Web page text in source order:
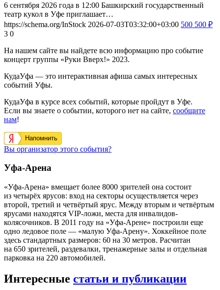
6 сентября 2026 года в 12:00 Башкирский государственный
театр кукол в Уфе приглашает…
https://schema.org/InStock 2026-07-03T03:32:00+03:00 500 500 ₽
3 0
На нашем сайте вы найдете всю информацию про событие
концерт группы «Руки Вверх!» 2023.
КудаУфа — это интерактивная афиша самых интересных
событий Уфы.
КудаУфа в курсе всех событий, которые пройдут в Уфе.
Если вы знаете о событии, которого нет на сайте, сообщите
нам!
Напомнить
Вы организатор этого события?
Уфа-Арена
«Уфа-Арена» вмещает более 8000 зрителей она состоит
из четырёх ярусов: вход на секторы осуществляется через
второй, третий и четвёртый ярус. Между вторым и четвёртым
ярусами находятся VIP-ложи, места для инвалидов-
колясочников. В 2011 году на «Уфа-Арене» построили еще
одно ледовое поле — «малую Уфа-Арену». Хоккейное поле
здесь стандартных размеров: 60 на 30 метров. Расчитан
на 650 зрителей, раздевалки, тренажерные залы и отдельная
парковка на 220 автомобилей.
Интересные статьи и публикации